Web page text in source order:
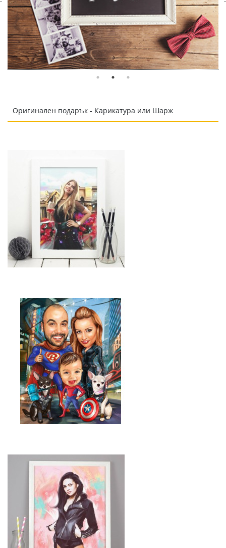
Оригинален подарък - Карикатура или Шарж